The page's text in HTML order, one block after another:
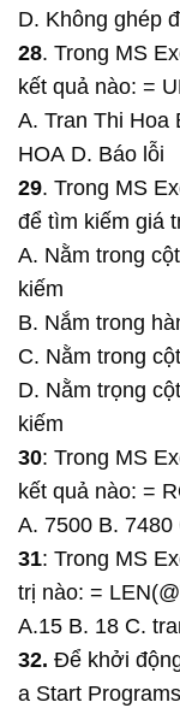
D. Không ghép
28. Trong MS
kết quả nào: =
A. Tran Thi Hoa
HOA D. Báo lỗi
29. Trong MS
để tìm kiếm giá
A. Nằm trong
kiếm
B. Nắm trong
C. Nằm trong
D. Nằm trọng
kiếm
30: Trong MS
kết quả nào: =
A. 7500 B.
31: Trong MS
trị nào: =
A.15 B. 18 C.
32. Để khởi
a Start